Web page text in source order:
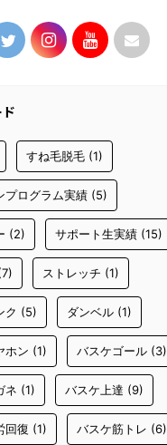
すね毛脱毛 (1)
プログラム実績 (5)
(2) サポート生実績 (15)
ストレッチ (1)
ク (5) ダンベル (1)
ホン (1) バスケゴール (3)
ネ (1) バスケ上達 (9)
回復 (1) バスケ筋トレ (6)